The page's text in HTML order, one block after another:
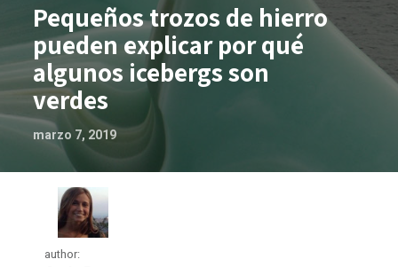
Pequeños trozos de hierro
pueden explicar por qué
algunos icebergs son
verdes
marzo 7, 2019
author: